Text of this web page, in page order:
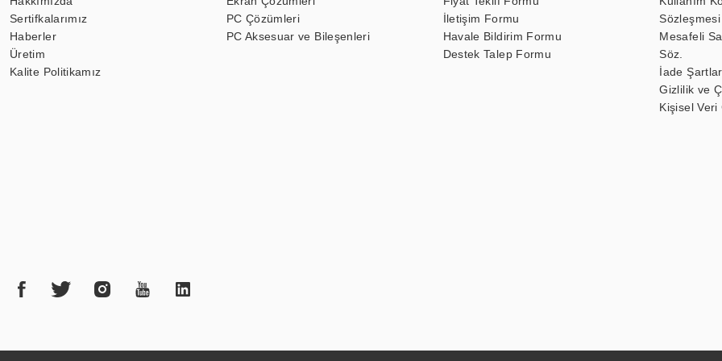
Sertifkalarımız
Haberler
Üretim
Kalite Politikamız
PC Çözümleri
PC Aksesuar ve Bileşenleri
İletişim Formu
Havale Bildirim Formu
Destek Talep Formu
Sözleşmesi
Mesafeli
Söz.
İade
Gizlilik ve
Kişisel Veri